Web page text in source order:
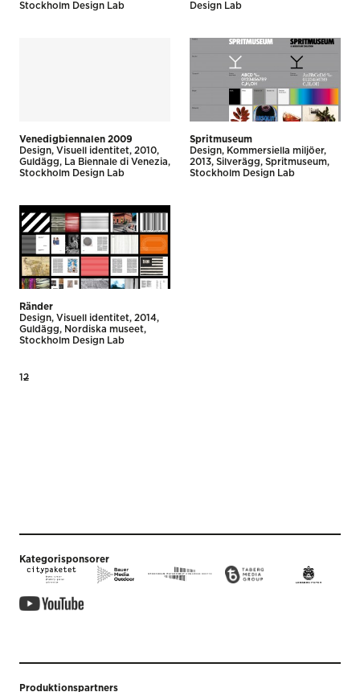
Stockholm Design Lab
Design Lab
Venedigbiennalen 2009
Design Visuell identitet 2010
Guldägg
La Biennale di Venezia
Stockholm Design Lab
Spritmuseum
Design
Kommersiella miljöer
2013 Silverägg
Spritmuseum
Stockholm Design Lab
Ränder
Design Visuell identitet 2014
Guldägg
Nordiska museet
Stockholm Design Lab
Posts
1 2
Kategorisponsorer
Produktionspartners